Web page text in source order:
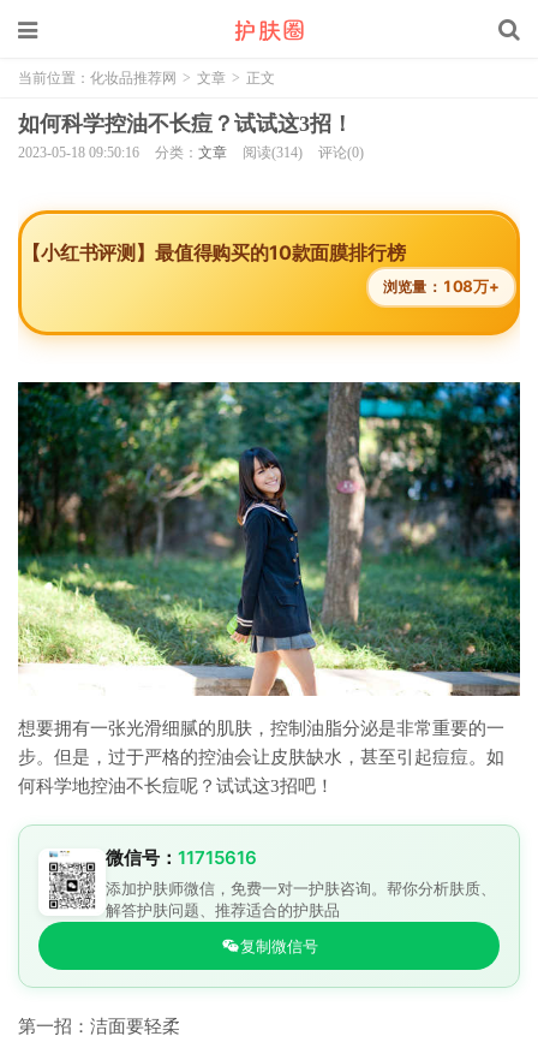
当前位置： 化妆品推荐网 > 文章 > 正文
如何科学控油不长痘？试试这3招！
2023-05-18 09:50:16 分类： 文章 阅读(314) 评论(0)
【小红书评测】最值得购买的10款面膜排行榜
浏览量： 108万+
想要拥有一张光滑细腻的肌肤，控制油脂分泌是非常重要的一
步。但是，过于严格的控油会让皮肤缺水，甚至引起痘痘。如
何科学地控油不长痘呢？试试这3招吧！
微信号： 11715616
添加护肤师微信，免费一对一护肤咨询。帮你分析肤质、
解答护肤问题、推荐适合的护肤品
复制微信号
第一招：洁面要轻柔